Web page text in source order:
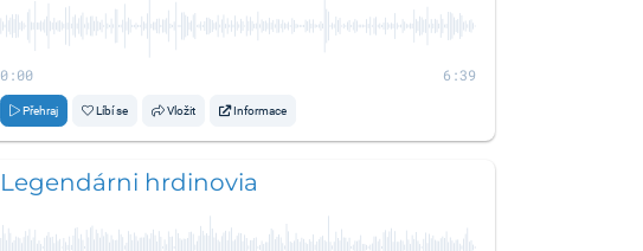
0:00 6:39
Přehraj Líbí se Vložit Informace
Legendárni hrdinovia